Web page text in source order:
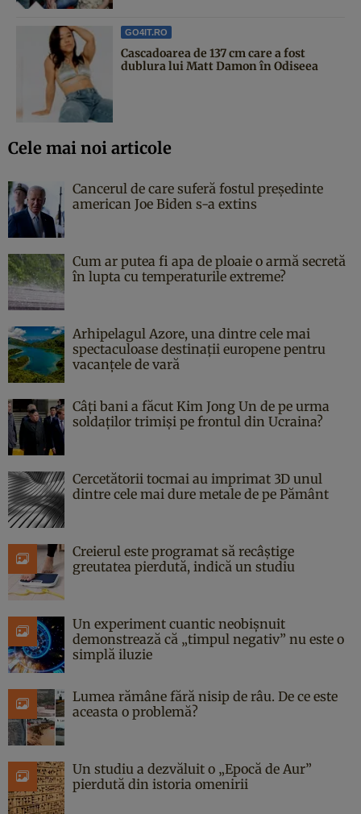
GO4IT.RO
Cascadoarea de 137 cm care a fost
dublura lui Matt Damon în Odiseea
Cele mai noi articole
Cancerul de care suferă fostul președinte
american Joe Biden s-a extins
Cum ar putea fi apa de ploaie o armă secretă
în lupta cu temperaturile extreme?
Arhipelagul Azore, una dintre cele mai
spectaculoase destinații europene pentru
vacanțele de vară
Câți bani a făcut Kim Jong Un de pe urma
soldaților trimiși pe frontul din Ucraina?
Cercetătorii tocmai au imprimat 3D unul
dintre cele mai dure metale de pe Pământ
Creierul este programat să recâștige
greutatea pierdută, indică un studiu
Un experiment cuantic neobișnuit
demonstrează că „timpul negativ” nu este o
simplă iluzie
Lumea rămâne fără nisip de râu. De ce este
aceasta o problemă?
Un studiu a dezvăluit o „Epocă de Aur”
pierdută din istoria omenirii